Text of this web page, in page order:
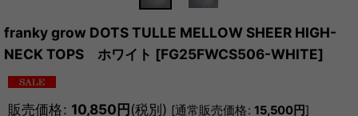
franky grow DOTS TULLE MELLOW SHEER HIGH-
NECK TOPS ホワイト [FG25FWCS506-WHITE]
販売価格: 10,850円(税別) [通常販売価格: 15,500円]